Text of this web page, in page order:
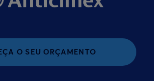
O SEU ORÇAMENTO